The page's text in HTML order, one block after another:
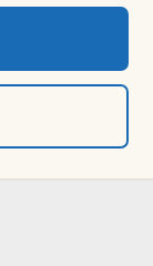
gekozen